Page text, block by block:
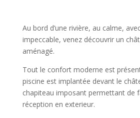
Au bord d’une rivière, au calme,
impeccable, venez découvrir un
aménagé.
Tout le confort moderne est
piscine est implantée devant le
chapiteau imposant permettant de
réception en exterieur.